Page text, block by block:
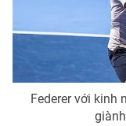
Chất lượng cuộc
Hitech Công nghệ
Giao lưu trực
Lịch phát sóng
Federer với kinh